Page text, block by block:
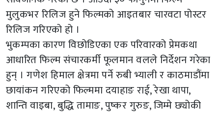
मुलुकभर रिलिज हुने फिल्मको आइतबार चारवटा पोस्टर
रिलिज गरिएको हो ।
भुकम्पका कारण विछोडिएका एक परिवारको प्रेमकथा
आधारित फिल्म संचारकर्मी फूलमान वलले निर्देशन गरेका
हुन् । गणेश हिमाल क्षेत्रमा पर्ने रुबी भ्याली र काठमाडौंमा
छायांकन गरिएको फिल्ममा दयाहाङ राई, रेखा थापा,
शान्ति वाइबा, बुद्धि तामाङ, पुष्कर गुरुङ, जिम्मे छ्योकी